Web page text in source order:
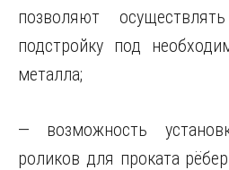
позволяют
подстройку под
металла;
— возможность
роликов для проката